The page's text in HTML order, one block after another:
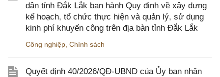
dân tỉnh Đắk Lắk ban hành Quy định về xây dựng
kế hoạch, tổ chức thực hiện và quản lý, sử dụng
kinh phí khuyến công trên địa bàn tỉnh Đắk Lắk
Công nghiệp, Chính sách
Quyết định 40/2026/QĐ-UBND của Ủy ban nhân